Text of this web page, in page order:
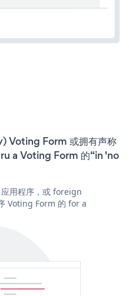
Voting Form 或拥有声称
a Voting Form 的“in 'no
用程序，或 foreign
Voting Form 的 for a